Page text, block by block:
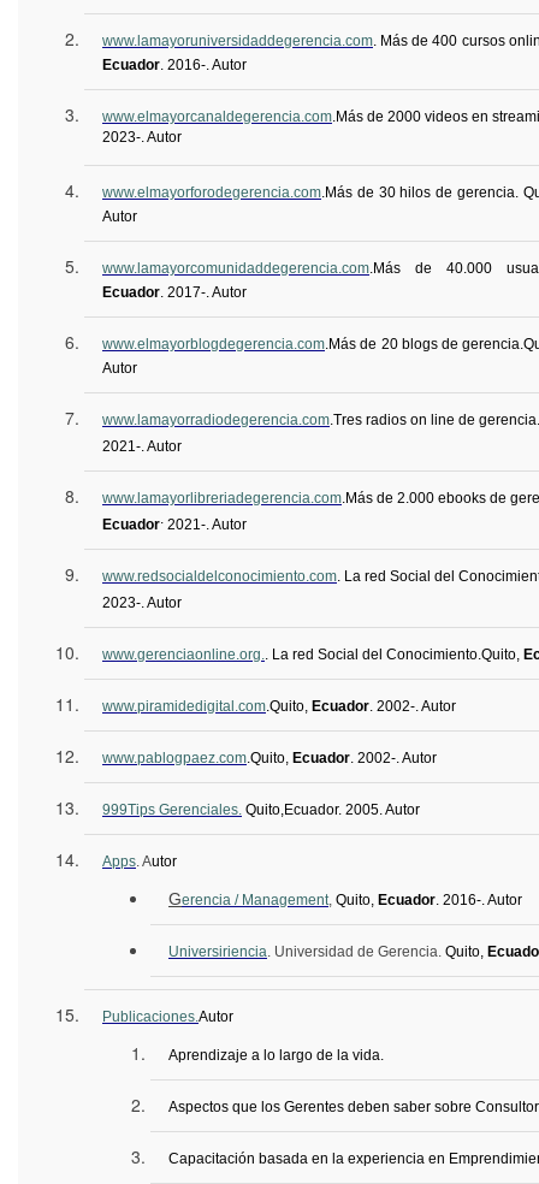
www.lamayoruniversidaddegerencia.com . Más de 400 cursos
Ecuador 2016-. Autor
www.elmayorcanaldegerencia.com Más de 2000 videos en
2023-. Autor
www.elmayorforodegerencia.com Más de 30 hilos de gerencia.
Autor
www.lamayorcomunidaddegerencia.com Más de 40.000
Ecuador 2017-. Autor
www.elmayorblogdegerencia.com Más de 20 blogs de gerencia.
Autor
www.lamayorradiodegerencia.com Tres radios on line de gerencia.
2021-. Autor
www.lamayorlibreriadegerencia.com Más de 2.000 ebooks de
Ecuador. 2021-. Autor
www.redsocialdelconocimiento.com . La red Social del
2023-. Autor
www.gerenciaonline.org. . La red Social del Conocimiento Quito,
www.piramidedigital.com Quito, Ecuador 2002-. Autor
www.pablogpaez.com Quito, Ecuador 2002-. Autor
999Tips Gerenciales. Quito, Ecuador. 2005. Autor
Apps . Autor
Gerencia / Management Quito, Ecuador 2016-. Autor
Universiriencia . Universidad de Gerencia. Quito,
Publicaciones. Autor
Aprendizaje a lo largo de la vida.
Aspectos que los Gerentes deben saber sobre
Capacitación basada en la experiencia en